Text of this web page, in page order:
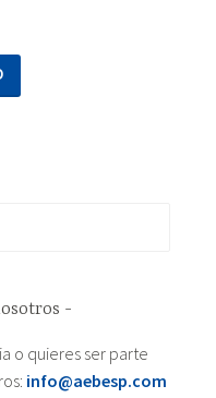
o quieres ser parte
info@aebesp.com